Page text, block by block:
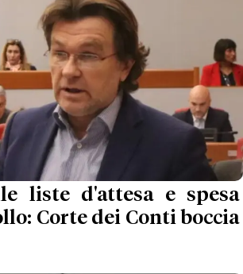
liste d'attesa e spesa
Corte dei Conti boccia